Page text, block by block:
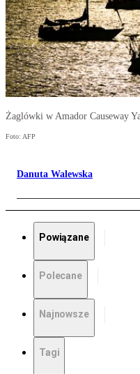
Żaglówki w Amador Causeway
Foto: AFP
Danuta Walewska
Powiązane
Polecane
Najnowsze
Tagi